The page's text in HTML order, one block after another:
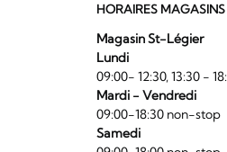
HORAIRES MAGASINS
Magasin St-Légier
Lundi
09:00- 12:30, 13:30 -
Mardi - Vendredi
09:00-18:30 non-stop
Samedi